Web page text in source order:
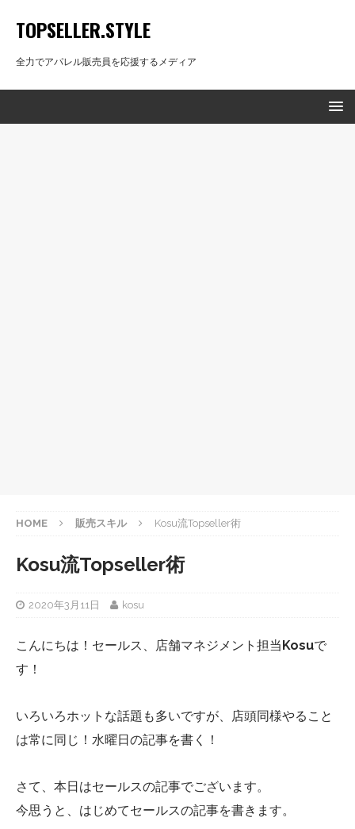
TOPSELLER.STYLE
全力でアパレル販売員を応援するメディア
HOME 販売スキル Kosu流Topseller術
Kosu流Topseller術
2020年3月11日 kosu
こんにちは！セールス、店舗マネジメント担当Kosuで
す！
いろいろホットな話題も多いですが、店頭同様やること
は常に同じ！水曜日の記事を書く！
さて、本日はセールスの記事でございます。
今思うと、はじめてセールスの記事を書きます。